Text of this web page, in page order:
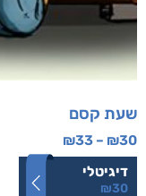
שעת קסם
₪30
–
₪33
דיגיטלי
₪30